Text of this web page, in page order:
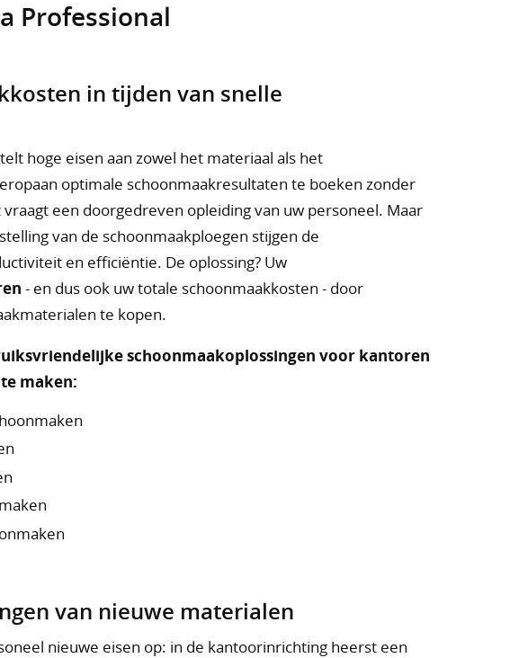
Professional
in tijden van snelle
hoge eisen aan zowel het materiaal als het
optimale schoonmaakresultaten te boeken zonder
een doorgedreven opleiding van uw personeel. Maar
van de schoonmaakploegen stijgen de
en efficiëntie. De oplossing? Uw
- en dus ook uw totale schoonmaakkosten - door
te kopen.
schoonmaakoplossingen voor kantoren
maken:
van nieuwe materialen
nieuwe eisen op: in de kantoorinrichting heerst een